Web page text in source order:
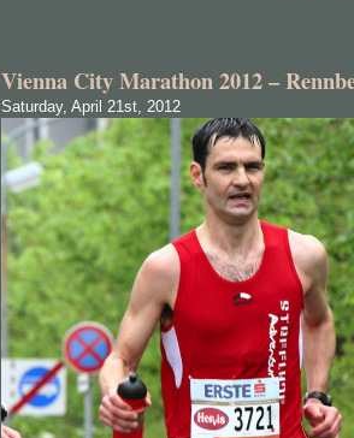
Vienna City Marathon 2012 –
Saturday, April 21st, 2012